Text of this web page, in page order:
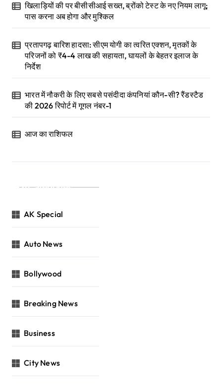
खिलाड़ियों की पर बीसीसीआई सख्त, ब्रोंको टेस्ट के नए नियम लागू;
पास करना अब होगा और मुश्किल
प्रतापगढ़ बारिश हादसा: सीएम योगी का त्वरित एक्शन, मृतकों के
परिजनों को ₹4-4 लाख की सहायता, घायलों के बेहतर इलाज के
निर्देश
भारत में नौकरी के लिए सबसे पसंदीदा कंपनियां कौन-सी? रैंडस्टैड
की 2026 रिपोर्ट में गूगल नंबर-1
आज का राशिफल
Categories
AK Special
Auto News
Bollywood
Breaking News
Business
City News